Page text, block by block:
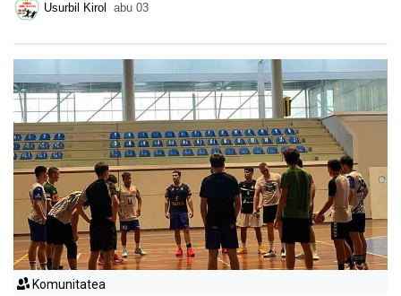
Usurbil Kirol abu 03
Komunitatea